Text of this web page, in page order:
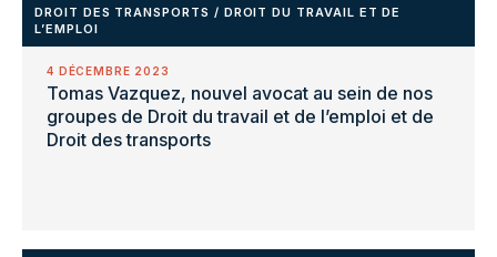
DROIT DES TRANSPORTS / DROIT DU TRAVAIL ET DE
L’EMPLOI
4 DÉCEMBRE 2023
Tomas Vazquez, nouvel avocat au sein de nos
groupes de Droit du travail et de l’emploi et de
Droit des transports